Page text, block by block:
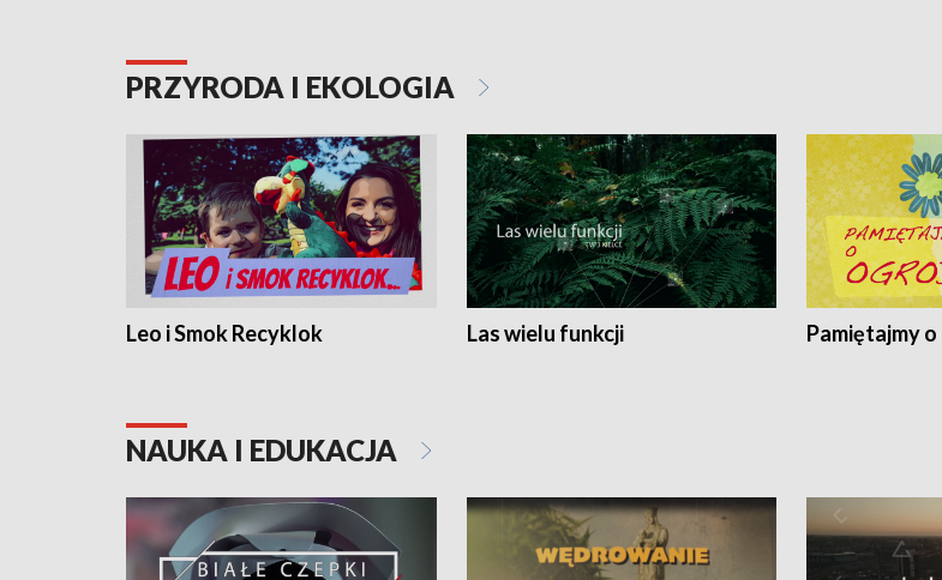
PRZYRODA I EKOLOGIA
Leo i Smok Recyklok Las wielu funkcji Pamiętajmy
NAUKA I EDUKACJA